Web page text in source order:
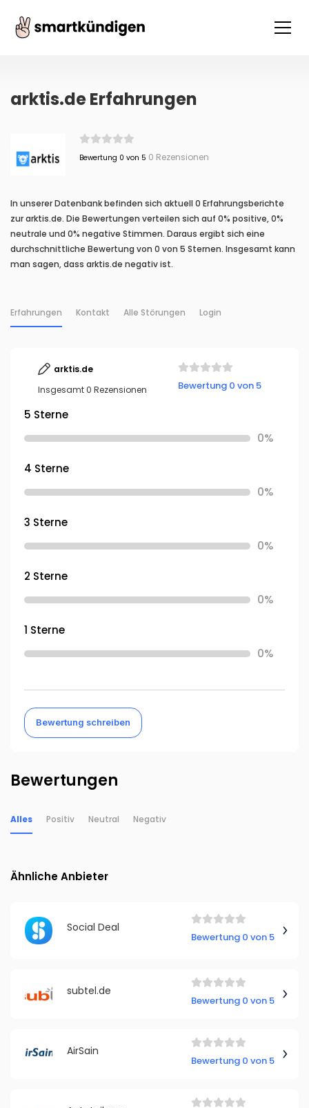
arktis.de Erfahrungen
Bewertung 0 von 5 0 Rezensionen
In unserer Datenbank befinden sich aktuell 0 Erfahrungsberichte
zur arktis.de. Die Bewertungen verteilen sich auf 0% positive, 0%
neutrale und 0% negative Stimmen. Daraus ergibt sich eine
durchschnittliche Bewertung von 0 von 5 Sternen. Insgesamt kann
man sagen, dass arktis.de negativ ist.
Erfahrungen Kontakt Alle Störungen Login
arktis.de
Insgesamt 0 Rezensionen
Bewertung 0 von 5
5 Sterne
0%
4 Sterne
0%
3 Sterne
0%
2 Sterne
0%
1 Sterne
0%
Bewertung schreiben
Bewertungen
Alles Positiv Neutral Negativ
Ähnliche Anbieter
Social Deal
Bewertung 0 von 5
subtel.de
Bewertung 0 von 5
AirSain
Bewertung 0 von 5